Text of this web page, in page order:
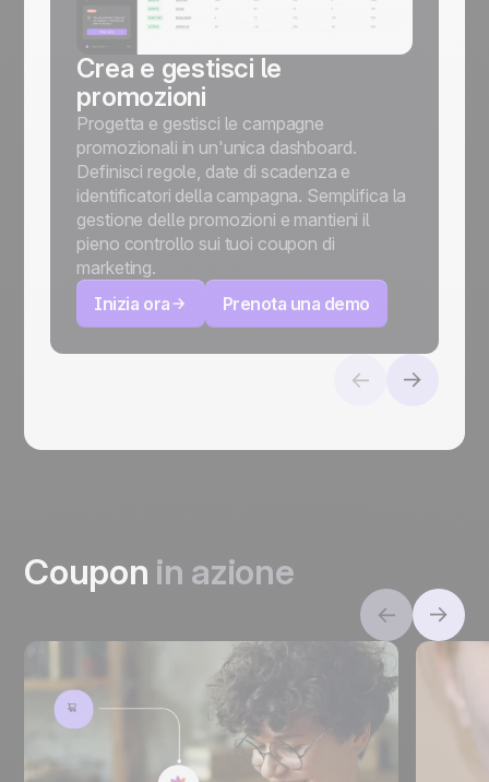
Crea e gestisci le
promozioni
Progetta e gestisci le campagne
promozionali in un'unica dashboard.
Definisci regole, date di scadenza e
identificatori della campagna. Semplifica la
gestione delle promozioni e mantieni il
pieno controllo sui tuoi coupon di
marketing.
Inizia ora
Prenota una demo
Coupon in azione